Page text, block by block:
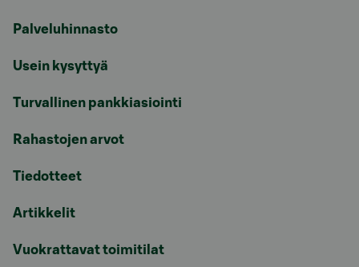
Palveluhinnasto
Usein kysyttyä
Turvallinen pankkiasiointi
Rahastojen arvot
Tiedotteet
Artikkelit
Vuokrattavat toimitilat